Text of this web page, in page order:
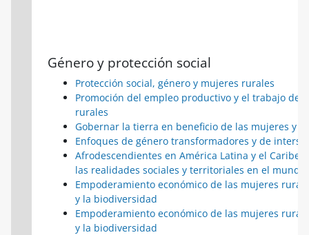
Género y protección social
Protección social, género y mujeres rurales
Promoción del empleo productivo y el trabajo
rurales
Gobernar la tierra en beneficio de las mujeres y
Enfoques de género transformadores y de
Afrodescendientes en América Latina y el Caribe:
las realidades sociales y territoriales en el
Empoderamiento económico de las mujeres
y la biodiversidad
Empoderamiento económico de las mujeres
y la biodiversidad